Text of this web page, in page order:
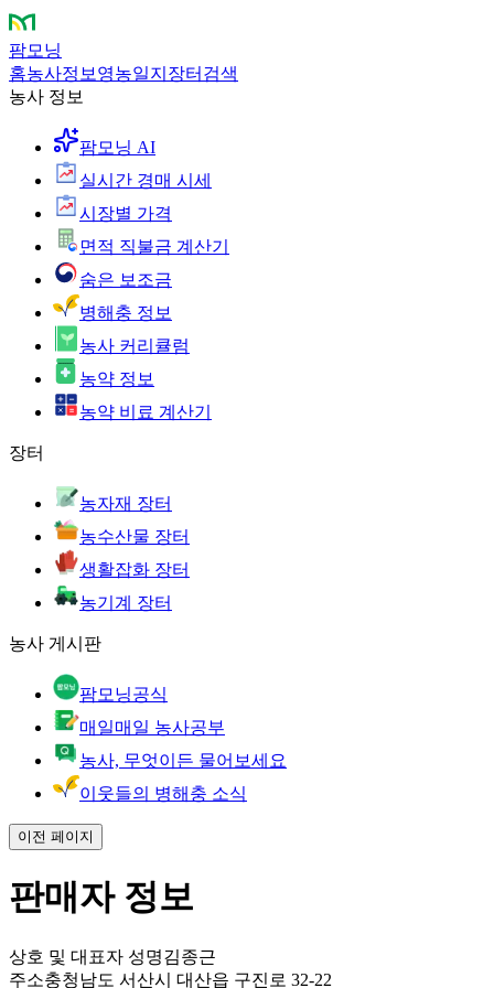
팜모닝
홈농사정보 영농일지 장터 검색
농사 정보
팜모닝 AI
실시간 경매 시세
시장별 가격
면적 직불금 계산기
숨은 보조금
병해충 정보
농사 커리큘럼
농약 정보
농약 비료 계산기
장터
농자재 장터
농수산물 장터
생활잡화 장터
농기계 장터
농사 게시판
팜모닝공식
매일매일 농사공부
농사, 무엇이든 물어보세요
이웃들의 병해충 소식
이전 페이지
판매자 정보
상호 및 대표자 성명김종근
주소충청남도 서산시 대산읍 구진로 32-22